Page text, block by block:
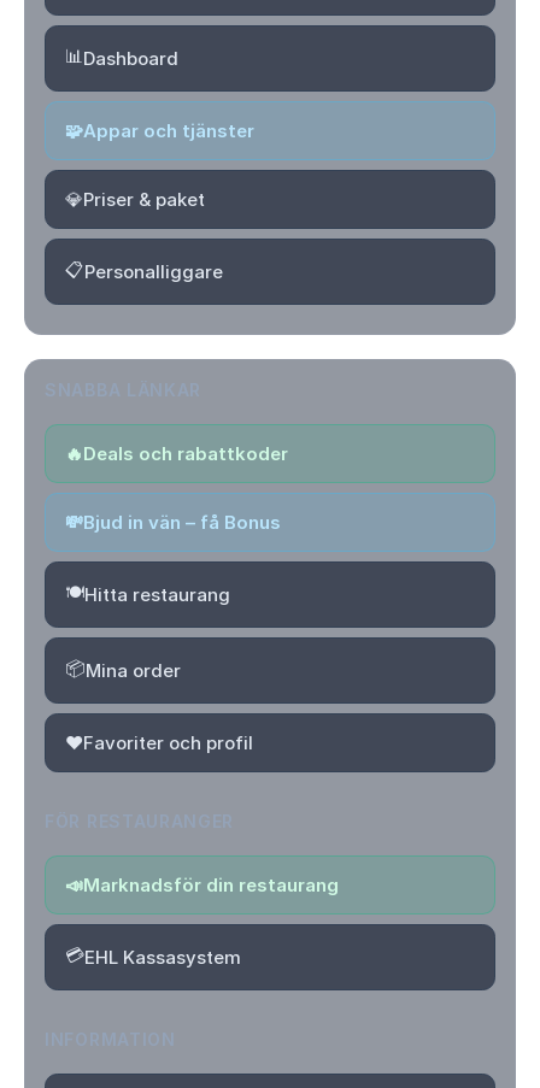
📊Dashboard
🧩Appar och tjänster
💎Priser & paket
📋Personalliggare
🔥Deals och rabattkoder
💸Bjud in vän – få Bonus
🍽️Hitta restaurang
📦Mina order
❤️Favoriter och profil
📣Marknadsför din restaurang
💳EHL Kassasystem